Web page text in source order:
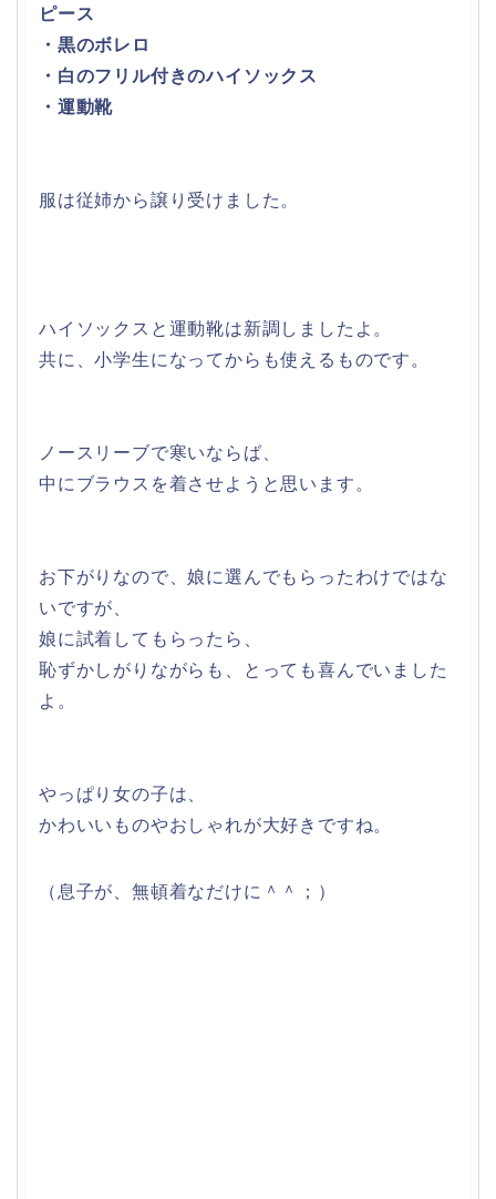
ピース
・黒のボレロ
・白のフリル付きのハイソックス
・運動靴
服は従姉から譲り受けました。
ハイソックスと運動靴は新調しましたよ。
共に、小学生になってからも使えるものです。
ノースリーブで寒いならば、
中にブラウスを着させようと思います。
お下がりなので、娘に選んでもらったわけではな
いですが、
娘に試着してもらったら、
恥ずかしがりながらも、とっても喜んでいました
よ。
やっぱり女の子は、
かわいいものやおしゃれが大好きですね。
（息子が、無頓着なだけに＾＾；）